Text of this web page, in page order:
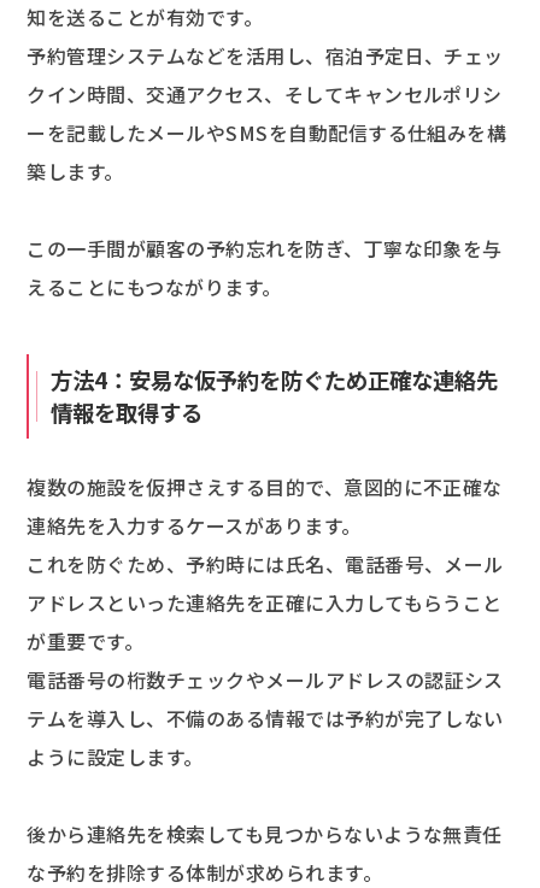
知を送ることが有効です。
予約管理システムなどを活用し、宿泊予定日、チェッ
クイン時間、交通アクセス、そしてキャンセルポリシ
ーを記載したメールやSMSを自動配信する仕組みを構
築します。
この一手間が顧客の予約忘れを防ぎ、丁寧な印象を与
えることにもつながります。
方法4：安易な仮予約を防ぐため正確な連絡先
情報を取得する
複数の施設を仮押さえする目的で、意図的に不正確な
連絡先を入力するケースがあります。
これを防ぐため、予約時には氏名、電話番号、メール
アドレスといった連絡先を正確に入力してもらうこと
が重要です。
電話番号の桁数チェックやメールアドレスの認証シス
テムを導入し、不備のある情報では予約が完了しない
ように設定します。
後から連絡先を検索しても見つからないような無責任
な予約を排除する体制が求められます。